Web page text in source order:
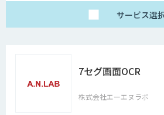
サービス選
7セグ画面OCR
株式会社エーエヌラボ